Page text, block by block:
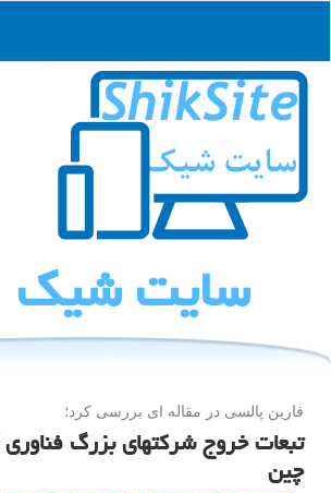
سایت شیك
فارین پالسی در مقاله ای بررسی كرد؛
تبعات خروج شرکتهای بزرگ فناوری
چین